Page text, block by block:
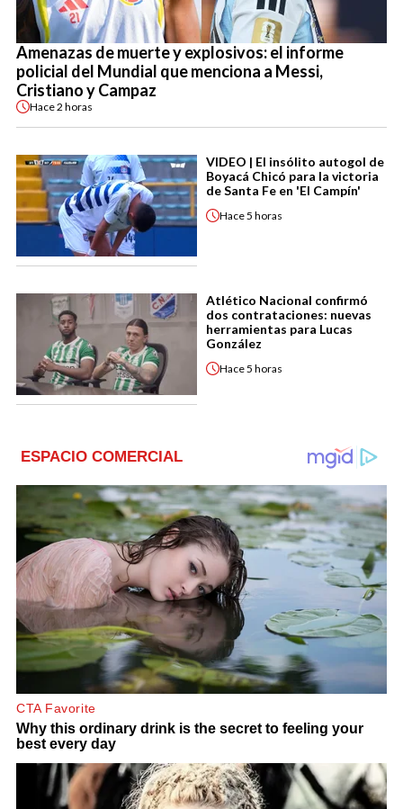
Amenazas de muerte y explosivos: el informe
policial del Mundial que menciona a Messi,
Cristiano y Campaz
Hace2 horas
VIDEO | El insólito autogol de
Boyacá Chicó para la victoria
de Santa Fe en 'El Campín'
Hace5 horas
Atlético Nacional confirmó
dos contrataciones: nuevas
herramientas para Lucas
González
Hace5 horas